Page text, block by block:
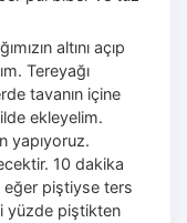
altını açıp
Tereyağı
tavanın içine
ekleyelim.
yapıyoruz.
10 dakika
piştiyse ters
yüzde piştikten